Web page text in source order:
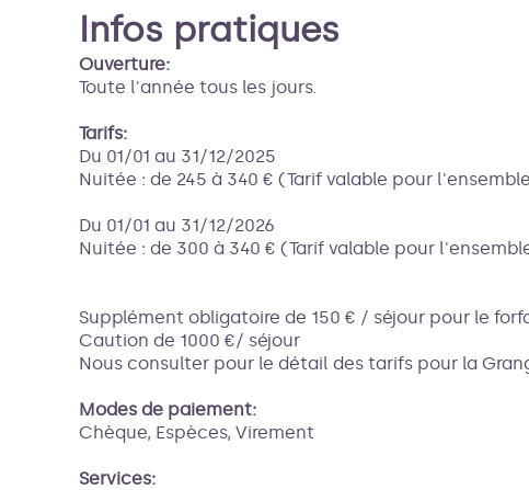
Infos pratiques
Ouverture:
Toute l'année tous les jours.
Tarifs:
Du 01/01 au 31/12/2025
Nuitée : de 245 à 340 € (Tarif valable pour
Du 01/01 au 31/12/2026
Nuitée : de 300 à 340 € (Tarif valable pour
Supplément obligatoire de 150 € / séjour pour le
Caution de 1000 €/ séjour
Nous consulter pour le détail des tarifs pour la
Modes de paiement:
Chèque, Espèces, Virement
Services: